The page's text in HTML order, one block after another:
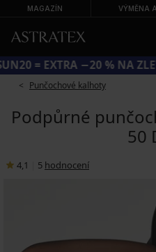
MAGAZÍN VÝMĚNA
KÓD SUN20 = EXTRA −20
Punčochové kalhoty
Podpůrné
50
4,1 5 hodnocení